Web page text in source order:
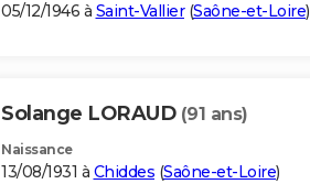
05/12/1946 à Saint-Vallier(Saône-et-Loire)
Solange LORAUD (91 ans)
Naissance
13/08/1931 à Chiddes (Saône-et-Loire)